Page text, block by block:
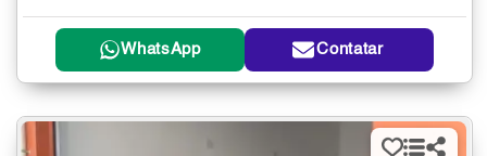
WhatsApp Contatar